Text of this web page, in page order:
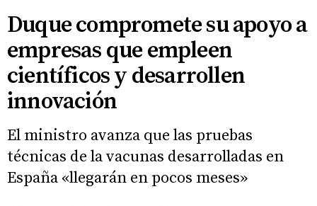
Duque compromete su apoyo a
empresas que empleen
científicos y desarrollen
innovación
El ministro avanza que las pruebas
técnicas de la vacunas desarrolladas en
España «llegarán en pocos meses»